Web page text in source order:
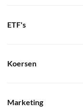
ETF's
Koersen
Marketing